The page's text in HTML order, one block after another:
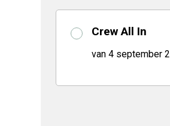
Crew All In
van 4 september